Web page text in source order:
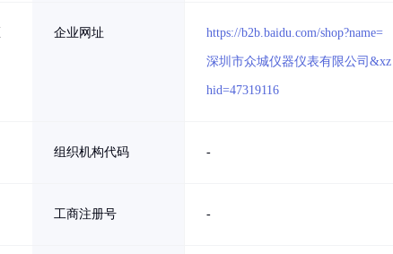
企业网址 https://b2b.baidu.com/shop?name=
深圳市众城仪器仪表有限公司&xz
hid=47319116
组织机构代码 -
工商注册号 -